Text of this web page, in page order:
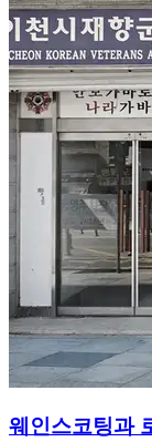
웨인스코팅과